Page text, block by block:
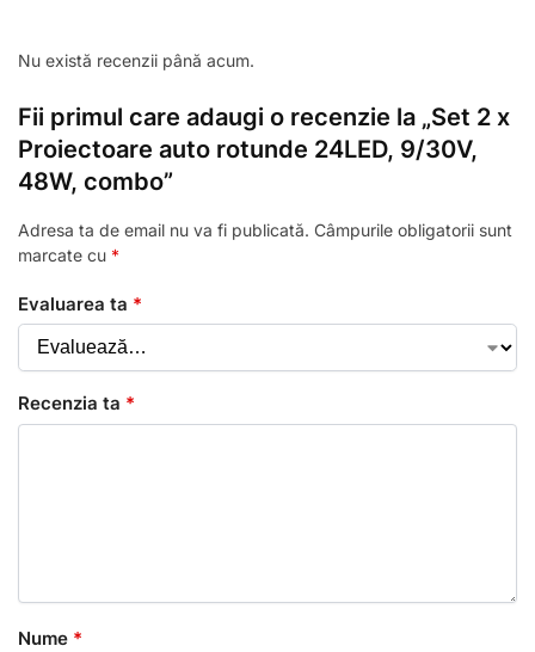
Nu există recenzii până acum.
Fii primul care adaugi o recenzie la „Set 2 x
Proiectoare auto rotunde 24LED, 9/30V,
48W, combo”
Adresa ta de email nu va fi publicată. Câmpurile obligatorii sunt
marcate cu *
Evaluarea ta *
Recenzia ta *
Nume *